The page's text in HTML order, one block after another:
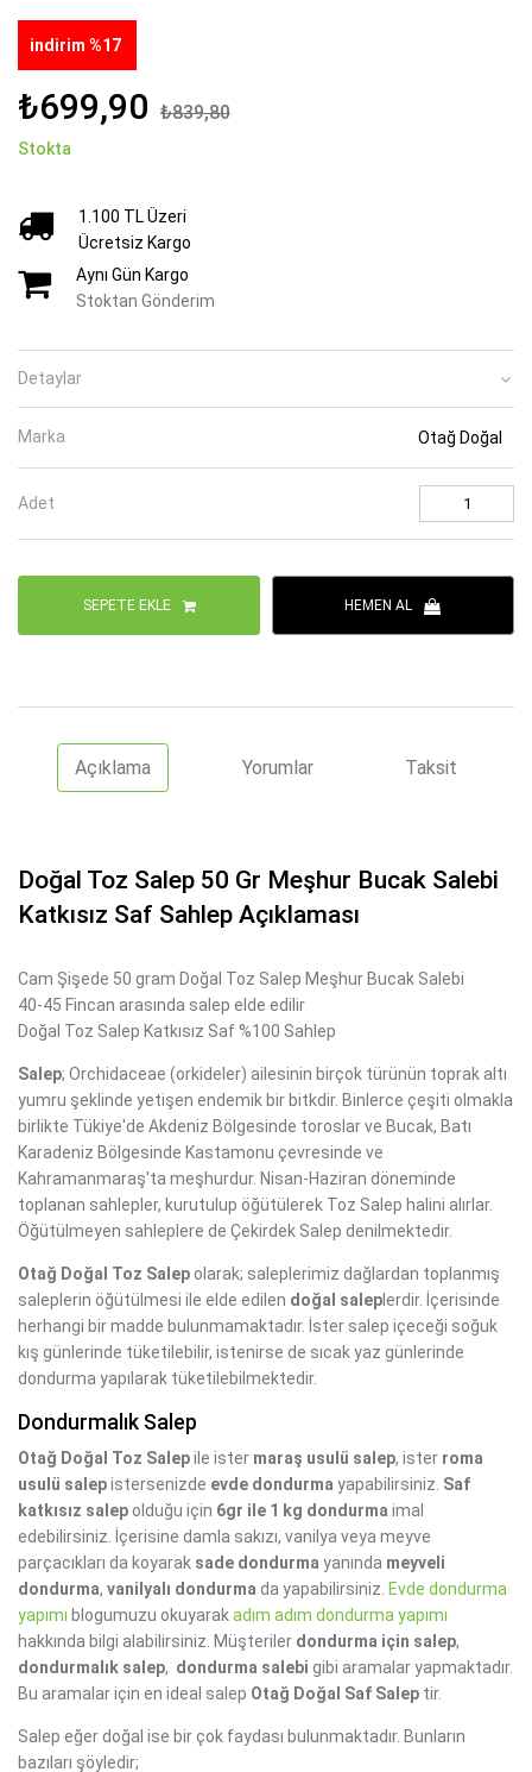
indirim %17
₺699,90 ₺839,80
Stokta
1.100 TL Üzeri
Ücretsiz Kargo
Aynı Gün Kargo
Stoktan Gönderim
Detaylar
Marka Otağ Doğal
Adet
SEPETE EKLE HEMEN AL
Açıklama Yorumlar Taksit
Doğal Toz Salep 50 Gr Meşhur Bucak Salebi
Katkısız Saf Sahlep Açıklaması
Cam Şişede 50 gram Doğal Toz Salep Meşhur Bucak Salebi
40-45 Fincan arasında salep elde edilir
Doğal Toz Salep Katkısız Saf %100 Sahlep
Salep; Orchidaceae (orkideler) ailesinin birçok türünün toprak altı
yumru şeklinde yetişen endemik bir bitkdir. Binlerce çeşiti olmakla
birlikte Tükiye'de Akdeniz Bölgesinde toroslar ve Bucak, Batı
Karadeniz Bölgesinde Kastamonu çevresinde ve
Kahramanmaraş'ta meşhurdur. Nisan-Haziran döneminde
toplanan sahlepler, kurutulup öğütülerek Toz Salep halini alırlar.
Öğütülmeyen sahleplere de Çekirdek Salep denilmektedir.
Otağ Doğal Toz Salep olarak; saleplerimiz dağlardan toplanmış
saleplerin öğütülmesi ile elde edilen doğal saleplerdir. İçerisinde
herhangi bir madde bulunmamaktadır. İster salep içeceği soğuk
kış günlerinde tüketilebilir, istenirse de sıcak yaz günlerinde
dondurma yapılarak tüketilebilmektedir.
Dondurmalık Salep
Otağ Doğal Toz Salepile ister maraş usulü salep, ister roma
usulü salepistersenizde evde dondurma yapabilirsiniz. Saf
katkısız salep olduğu için 6gr ile 1 kg dondurma imal
edebilirsiniz. İçerisine damla sakızı, vanilya veya meyve
parçacıkları da koyarak sade dondurma yanında meyveli
dondurma, vanilyalı dondurma da yapabilirsiniz. Evde dondurma
yapımı blogumuzu okuyarakadım adım dondurma yapımı
hakkında bilgi alabilirsiniz. Müşteriler dondurma için salep,
dondurmalık salep, dondurma salebi gibi aramalar yapmaktadır.
Bu aramalar için en ideal salep Otağ Doğal Saf Salep tir.
Salep eğer doğal ise bir çok faydası bulunmaktadır. Bunların
bazıları şöyledir;